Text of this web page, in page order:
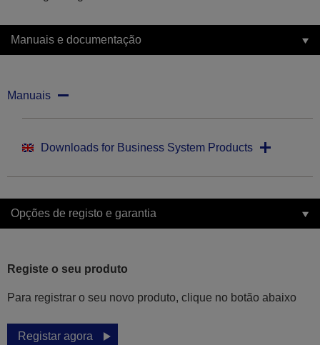
Manuais e documentação
Manuais
Downloads for Business System Products
Opções de registo e garantia
Registe o seu produto
Para registrar o seu novo produto, clique no botão abaixo
Registar agora